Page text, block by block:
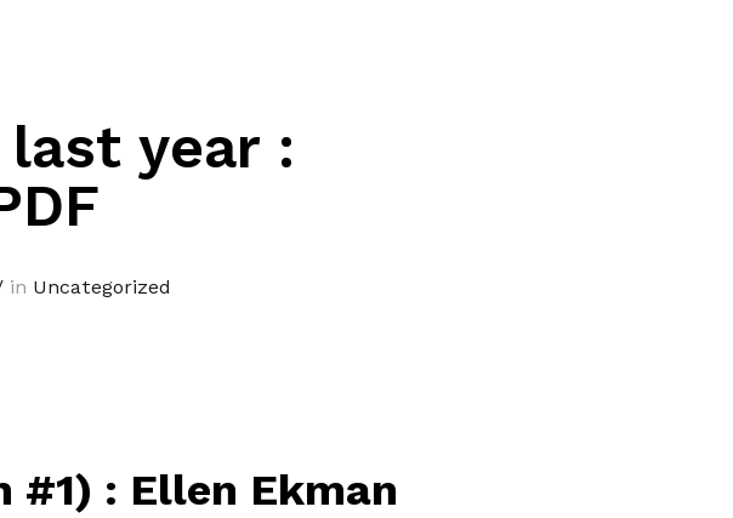
year :
in Uncategorized
: Ellen Ekman